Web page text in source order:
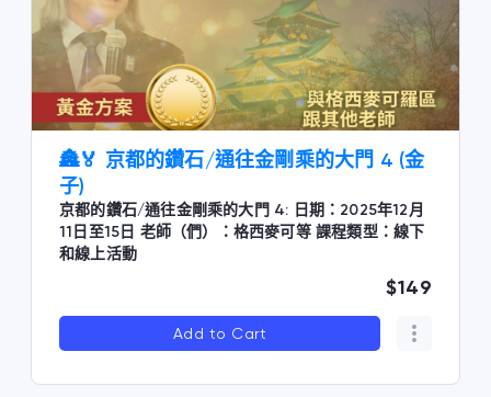
🏯🏅 京都的鑽石/通往金剛乘的大門 4 (金
子)
京都的鑽石/通往金剛乘的大門 4: 日期：2025年12月
11日至15日 老師（們）：格西麥可等 課程類型：線下
和線上活動
$149
Add to Cart